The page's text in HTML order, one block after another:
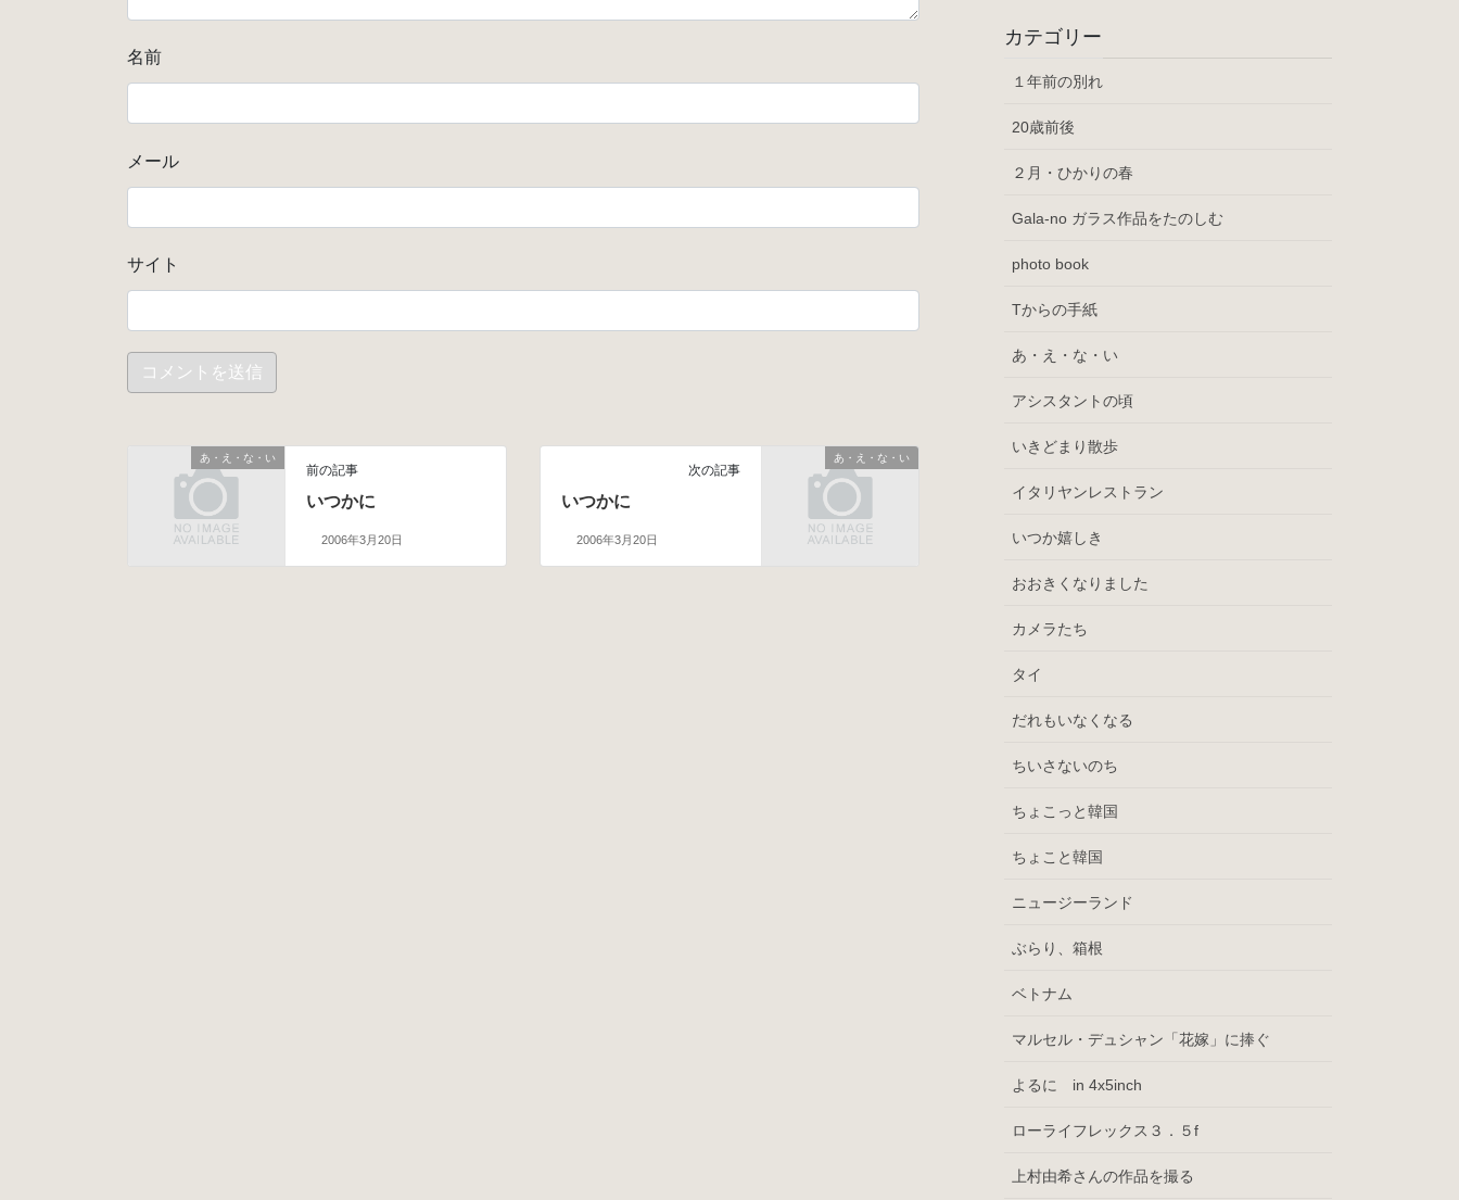
名前
メール
サイト
あ・え・な・い
前の記事
いつかに
2006年3月20日
あ・え・な・い
次の記事
いつかに
2006年3月20日
カテゴリー
１年前の別れ
20歳前後
２月・ひかりの春
Gala-no ガラス作品をたのしむ
photo book
Tからの手紙
あ・え・な・い
アシスタントの頃
いきどまり散歩
イタリヤンレストラン
いつか嬉しき
おおきくなりました
カメラたち
タイ
だれもいなくなる
ちいさないのち
ちょこっと韓国
ちょこと韓国
ニュージーランド
ぶらり、箱根
ベトナム
マルセル・デュシャン「花嫁」に捧ぐ
よるに in 4x5inch
ローライフレックス３．５f
上村由希さんの作品を撮る